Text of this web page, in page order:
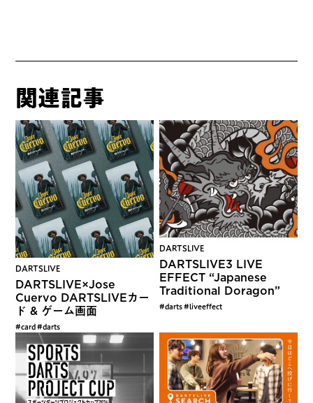
関連記事
DARTSLIVE
DARTSLIVE×Jose
Cuervo DARTSLIVEカー
ド & ゲーム画面
#card #darts
DARTSLIVE
DARTSLIVE3 LIVE
EFFECT “Japanese
Traditional Doragon”
#darts #liveeffect